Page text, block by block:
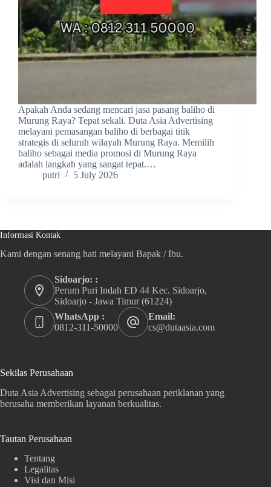
Apakah Anda sedang mencari jasa pasang baliho di
Murung Raya? Tepat sekali. Duta Asia Advertising
melayani pemasangan baliho di berbagai titik
strategis di seluruh wilayah Murung Raya. Memilih
baliho sebagai media promosi di Murung Raya
adalah langkah yang sangat tepat.…
putri
5 July 2026
Informasi Kontak
Kami dengan senang hati melayani Bapak / Ibu.
Sidoarjo: :
Perum Puri Indah ED 44 Kec. Sidoarjo,
Sidoarjo - Jawa Timur (61224)
WhatsApp :
0812-311-50000
Email:
cs@dutaasia.com
Sekilas Perusahaan
Duta Asia Advertising sebagai perusahaan periklanan yang
berusaha memberikan layanan berkualitas.
Tautan Perusahaan
Tentang
Legalitas
Visi dan Misi